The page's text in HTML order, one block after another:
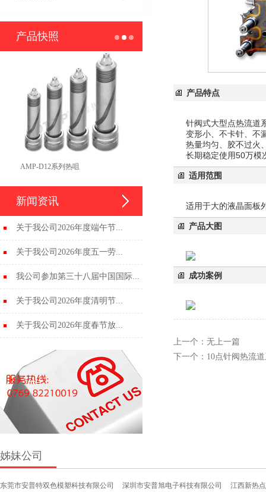
产品快照
AMP-D12系列热咀
新闻资讯
关于我公司2026年度端午节...
关于我公司2026年度五一劳...
我公司参加第三十八届中国国际...
关于我公司2026年度清明节...
关于我公司2026年度春节放...
产品特点
针阀式大型点热流道
变形小、不卡针、不
热量均匀、胶不过火
长期稳定使用50万模
适用范围
适用于大的液晶面板
产品大图
成功案例
上一个： 无上一篇
下一个： 10点针阀热流
姊妹公司
东莞市安普特双色模塑科技有限公司 深圳市安普旭电子科技有限公司 江西新热